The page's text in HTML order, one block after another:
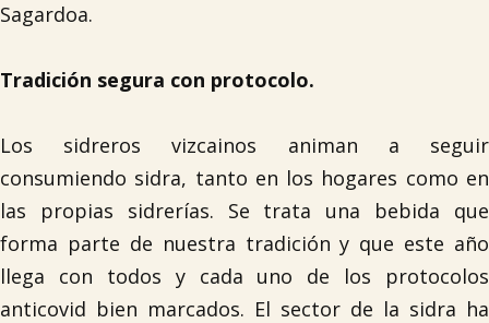
Sagardoa.
Tradición segura con protocolo.
Los sidreros vizcainos animan a seguir
consumiendo sidra, tanto en los hogares como en
las propias sidrerías. Se trata una bebida que
forma parte de nuestra tradición y que este año
llega con todos y cada uno de los protocolos
anticovid bien marcados. El sector de la sidra ha